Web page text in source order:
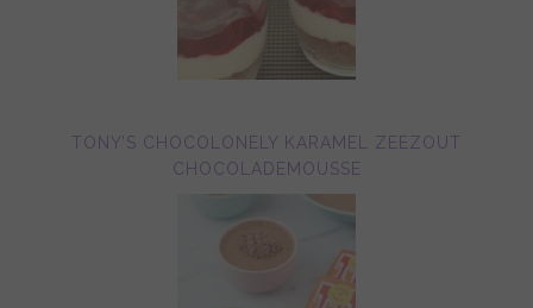
TONY’S CHOCOLONELY KARAMEL ZEEZOUT
CHOCOLADEMOUSSE